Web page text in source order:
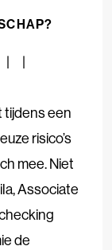
tijdens een
risico’s
mee. Niet
Associate
de